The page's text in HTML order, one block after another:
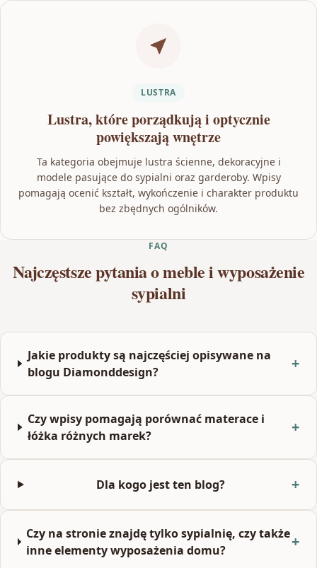
LUSTRA
Lustra, które porządkują i optycznie
powiększają wnętrze
Ta kategoria obejmuje lustra ścienne, dekoracyjne i
modele pasujące do sypialni oraz garderoby. Wpisy
pomagają ocenić kształt, wykończenie i charakter produktu
bez zbędnych ogólników.
FAQ
Najczęstsze pytania o meble i wyposażenie
sypialni
Jakie produkty są najczęściej opisywane na
blogu Diamonddesign?
Czy wpisy pomagają porównać materace i
łóżka różnych marek?
Dla kogo jest ten blog?
Czy na stronie znajdę tylko sypialnię, czy także
inne elementy wyposażenia domu?